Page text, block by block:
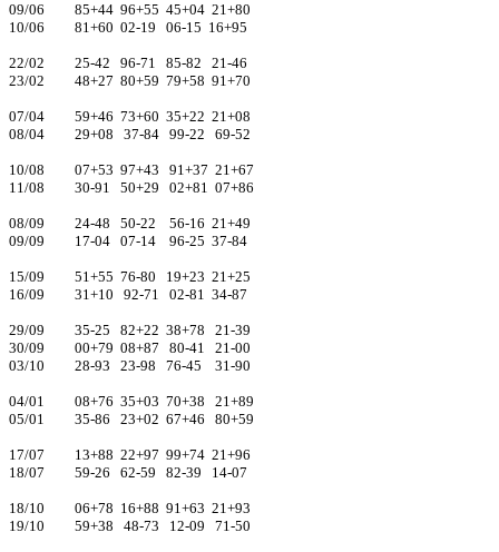
09/06 85+44 96+55 45+04 21+80
10/06 81+60 02-19 06-15 16+95
22/02 25-42 96-71 85-82 21-46
23/02 48+27 80+59 79+58 91+70
07/04 59+46 73+60 35+22 21+08
08/04 29+08 37-84 99-22 69-52
10/08 07+53 97+43 91+37 21+67
11/08 30-91 50+29 02+81 07+86
08/09 24-48 50-22 56-16 21+49
09/09 17-04 07-14 96-25 37-84
15/09 51+55 76-80 19+23 21+25
16/09 31+10 92-71 02-81 34-87
29/09 35-25 82+22 38+78 21-39
30/09 00+79 08+87 80-41 21-00
03/10 28-93 23-98 76-45 31-90
04/01 08+76 35+03 70+38 21+89
05/01 35-86 23+02 67+46 80+59
17/07 13+88 22+97 99+74 21+96
18/07 59-26 62-59 82-39 14-07
18/10 06+78 16+88 91+63 21+93
19/10 59+38 48-73 12-09 71-50